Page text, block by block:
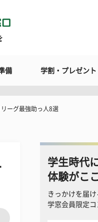
備 学割・プレゼント
ーグ最強助っ人8選
学生時代
体験がこ
きっかけを届け
学窓会員限定コ